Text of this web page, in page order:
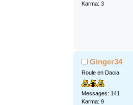
Karma: 3
Ginger34
Roule en Dacia
Messages: 141
Karma: 9